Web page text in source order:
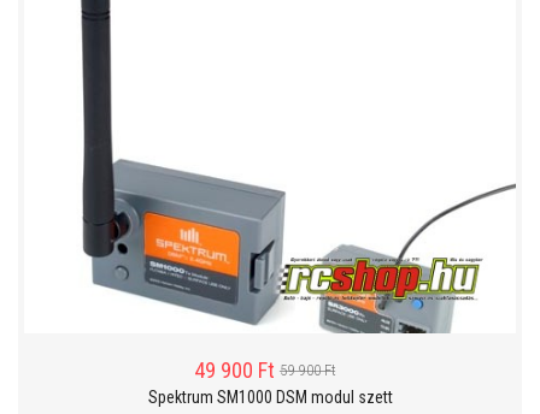
49 900 Ft 59 900 Ft
Spektrum SM1000 DSM modul szett